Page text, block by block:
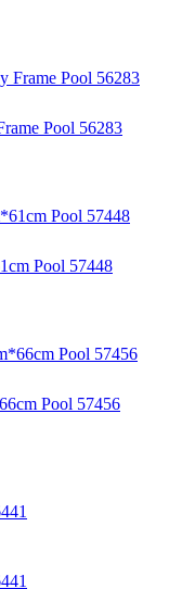
Pool 56283
Pool 57448
Pool 57456